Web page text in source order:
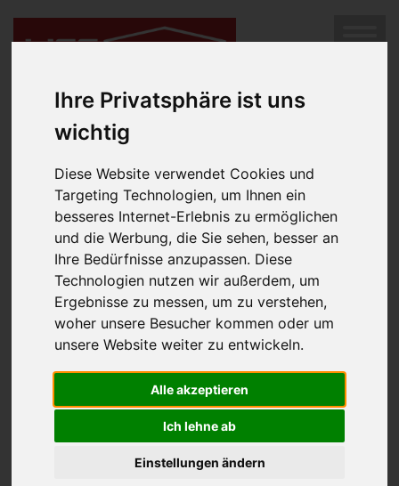
Ihre Privatsphäre ist uns
wichtig
Diese Website verwendet Cookies und
Targeting Technologien, um Ihnen ein
besseres Internet-Erlebnis zu ermöglichen
und die Werbung, die Sie sehen, besser an
Ihre Bedürfnisse anzupassen. Diese
Technologien nutzen wir außerdem, um
Ergebnisse zu messen, um zu verstehen,
woher unsere Besucher kommen oder um
unsere Website weiter zu entwickeln.
Alle akzeptieren
Ich lehne ab
Einstellungen ändern
SUCHEN
Impressum
Rechtsform:
Geschäftsführung:
Luger Margarete, MPA, MBA, akad.
Immobilienmanagerin
Firmenbuchnummer: 255172 d
Firmensitz: Lichtenberg